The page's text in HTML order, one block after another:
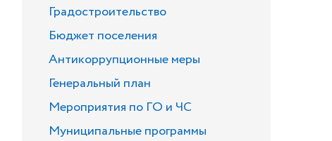
Градостроительство
Бюджет поселения
Антикоррупционные меры
Генеральный план
Мероприятия по ГО и ЧС
Муниципальные программы